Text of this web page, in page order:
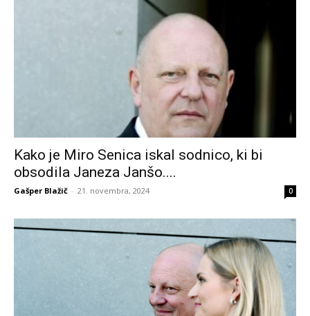
Kako je Miro Senica iskal sodnico, ki bi
obsodila Janeza Janšo....
Gašper Blažič - 21. novembra, 2024 0